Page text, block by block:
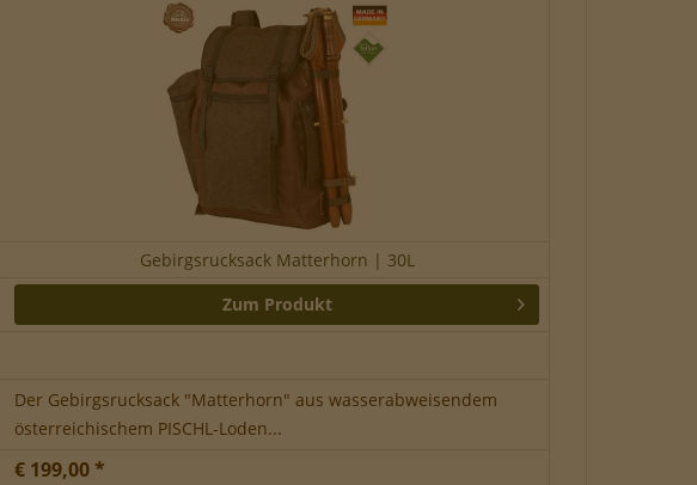
Gebirgsrucksack Matterhorn | 30L
Zum Produkt
Der Gebirgsrucksack "Matterhorn" aus wasserabweisendem
österreichischem PISCHL-Loden...
€ 199,00 *